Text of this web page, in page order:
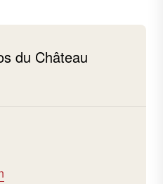
du Château